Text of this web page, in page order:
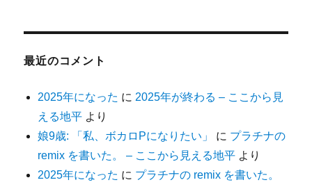
ブ
最近のコメント
2025年になった に 2025年が終わる – ここから見
える地平 より
娘9歳: 「私、ボカロPになりたい」
に プラチナの
remix を書いた。 – ここから見える地平 より
2025年になった に プラチナの remix を書いた。